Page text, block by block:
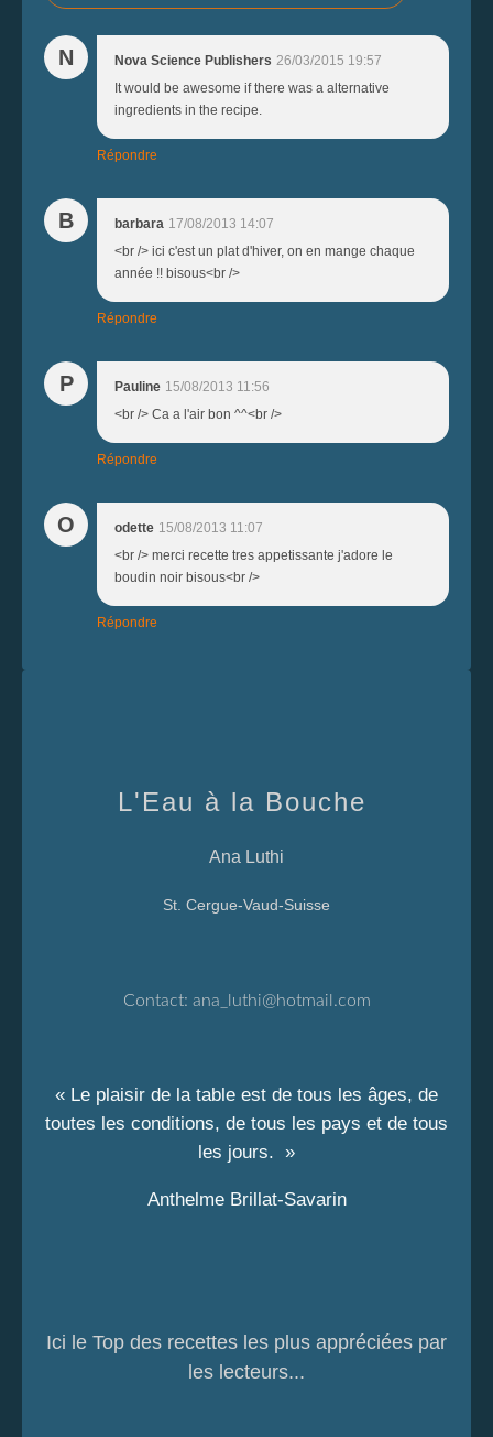
N Nova Science Publishers 26/03/2015 19:57
It would be awesome if there was a alternative
ingredients in the recipe.
Répondre
B barbara 17/08/2013 14:07
<br /> ici c'est un plat d'hiver, on en mange chaque
année !! bisous<br />
Répondre
P Pauline 15/08/2013 11:56
<br /> Ca a l'air bon ^^<br />
Répondre
O odette 15/08/2013 11:07
<br /> merci recette tres appetissante j'adore le
boudin noir bisous<br />
Répondre
L'Eau à la Bouche
Ana Luthi
St. Cergue-Vaud-Suisse
Contact: ana_luthi@hotmail.com
« Le plaisir de la table est de tous les âges, de
toutes les conditions, de tous les pays et de tous
les jours. »
Anthelme Brillat-Savarin
Ici le Top des recettes les plus appréciées par
les lecteurs...